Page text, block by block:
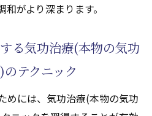
がより深まります。
る気功治療(本物の気功
テクニック
めには、気功治療(本物の気功